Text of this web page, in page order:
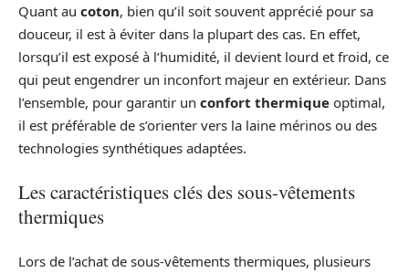
Quant au coton, bien qu’il soit souvent apprécié pour sa
douceur, il est à éviter dans la plupart des cas. En effet,
lorsqu’il est exposé à l’humidité, il devient lourd et froid, ce
qui peut engendrer un inconfort majeur en extérieur. Dans
l’ensemble, pour garantir un confort thermique optimal,
il est préférable de s’orienter vers la laine mérinos ou des
technologies synthétiques adaptées.
Les caractéristiques clés des sous-vêtements
thermiques
Lors de l’achat de sous-vêtements thermiques, plusieurs